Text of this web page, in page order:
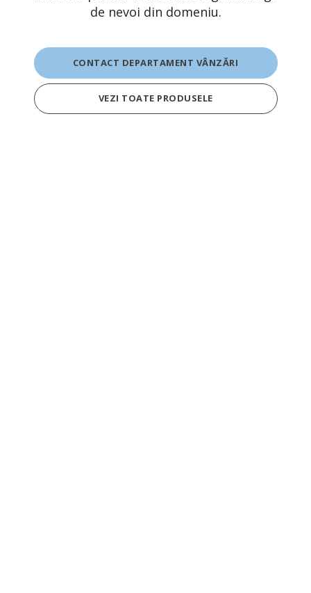
de nevoi din domeniu.
CONTACT DEPARTAMENT VÂNZĂRI
VEZI TOATE PRODUSELE